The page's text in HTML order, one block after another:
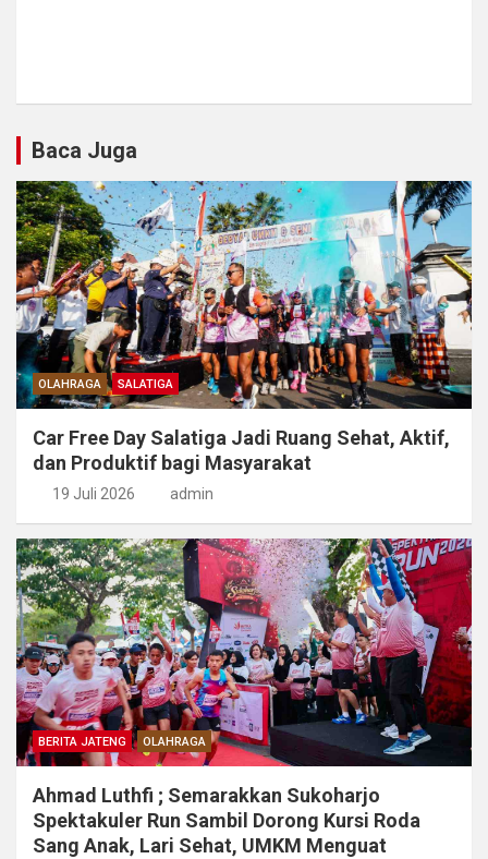
Baca Juga
OLAHRAGA SALATIGA
Car Free Day Salatiga Jadi Ruang Sehat, Aktif,
dan Produktif bagi Masyarakat
19 Juli 2026 admin
BERITA JATENG OLAHRAGA
Ahmad Luthfi ; Semarakkan Sukoharjo
Spektakuler Run Sambil Dorong Kursi Roda
Sang Anak, Lari Sehat, UMKM Menguat